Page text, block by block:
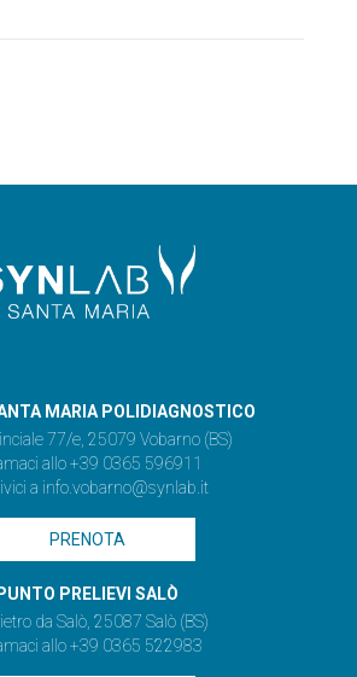
MARIA POLIDIAGNOSTICO
77/e, 25079 Vobarno (BS)
allo +39 0365 596911
a info.vobarno@synlab.it
PRENOTA
PUNTO PRELIEVI SALÒ
da Salò, 25087 Salò (BS)
allo +39 0365 522983